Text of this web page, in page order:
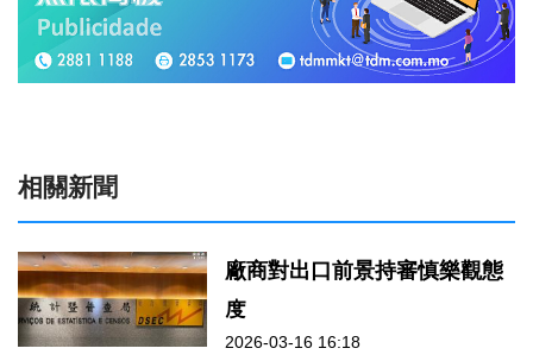
相關新聞
廠商對出口前景持審慎樂觀態
度
2026-03-16 16:18